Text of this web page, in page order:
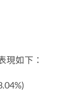
現如下：